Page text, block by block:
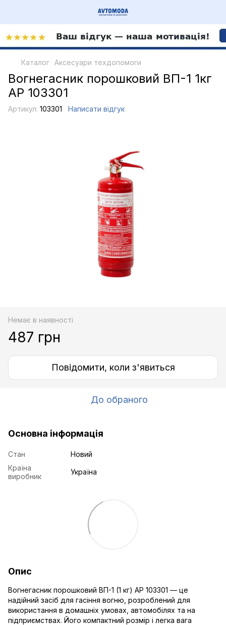
Каталог Аксесуари техдопомоги
Вогнегасник порошковий ВП-1 1кг
AP 103301
Артикул: 103301 Написати відгук
Немає в наявності
487 грн
Повідомити, коли з'явиться
До обраного
Основна інформація
Стан
Новий
Країна
виробник
Україна
Опис
Вогнегасник порошковий ВП-1 (1 кг) AP 103301 — це
надійний засіб для гасіння вогню, розроблений для
використання в домашніх умовах, автомобілях та на
підприємствах. Його компактний розмір і легка вага